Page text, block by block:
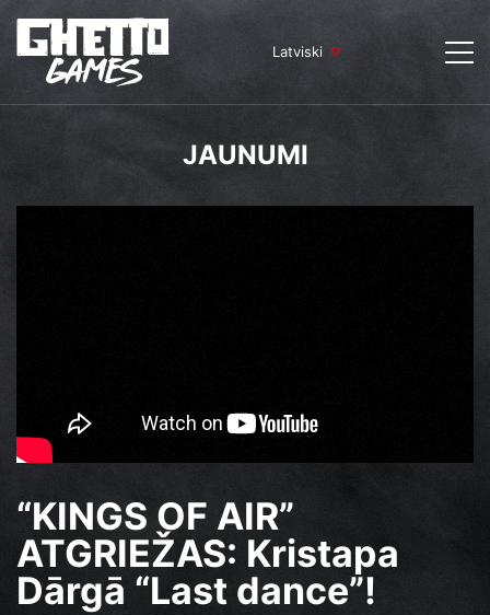
Latviski
JAUNUMI
“KINGS OF AIR”
ATGRIEŽAS: Kristapa
Dārgā “Last dance”!